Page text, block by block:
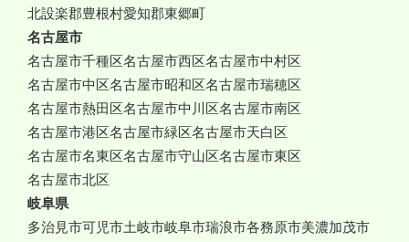
北設楽郡豊根村愛知郡東郷町
名古屋市
名古屋市千種区名古屋市西区名古屋市中村区
名古屋市中区名古屋市昭和区名古屋市瑞穂区
名古屋市熱田区名古屋市中川区名古屋市南区
名古屋市港区名古屋市緑区名古屋市天白区
名古屋市名東区名古屋市守山区名古屋市東区
名古屋市北区
岐阜県
多治見市可児市土岐市岐阜市瑞浪市各務原市美濃加茂市